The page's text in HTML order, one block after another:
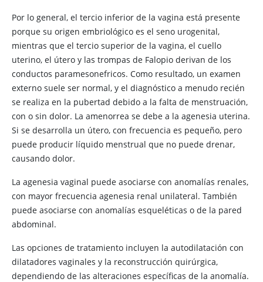
Por lo general, el tercio inferior de la vagina está presente
porque su origen embriológico es el seno urogenital,
mientras que el tercio superior de la vagina, el cuello
uterino, el útero y las trompas de Falopio derivan de los
conductos paramesonefricos. Como resultado, un examen
externo suele ser normal, y el diagnóstico a menudo recién
se realiza en la pubertad debido a la falta de menstruación,
con o sin dolor. La amenorrea se debe a la agenesia uterina.
Si se desarrolla un útero, con frecuencia es pequeño, pero
puede producir líquido menstrual que no puede drenar,
causando dolor.
La agenesia vaginal puede asociarse con anomalías renales,
con mayor frecuencia agenesia renal unilateral. También
puede asociarse con anomalías esqueléticas o de la pared
abdominal.
Las opciones de tratamiento incluyen la autodilatación con
dilatadores vaginales y la reconstrucción quirúrgica,
dependiendo de las alteraciones específicas de la anomalía.